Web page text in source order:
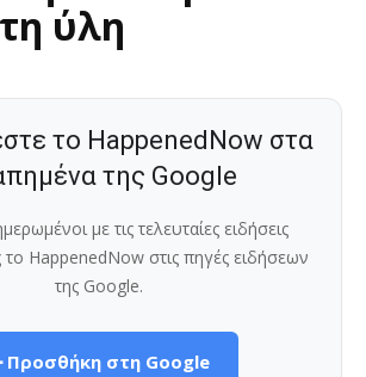
ύλη
το HappenedNow στα
της Google
με τις τελευταίες ειδήσεις
HappenedNow στις πηγές ειδήσεων
της Google.
Προσθήκη στη Google